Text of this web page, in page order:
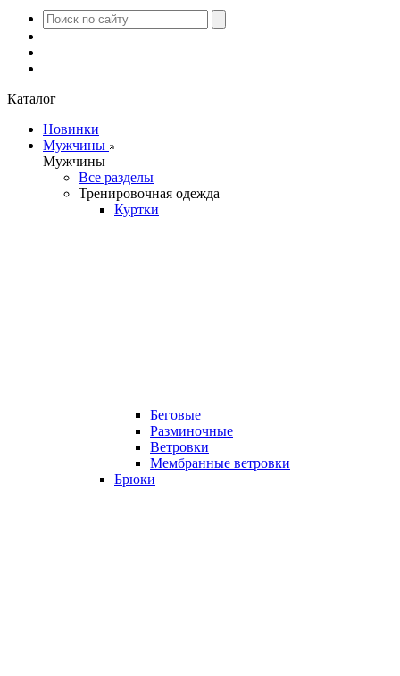
Каталог
Новинки
Мужчины
Мужчины
Все разделы
Тренировочная одежда
Куртки
Беговые
Разминочные
Ветровки
Мембранные ветровки
Брюки